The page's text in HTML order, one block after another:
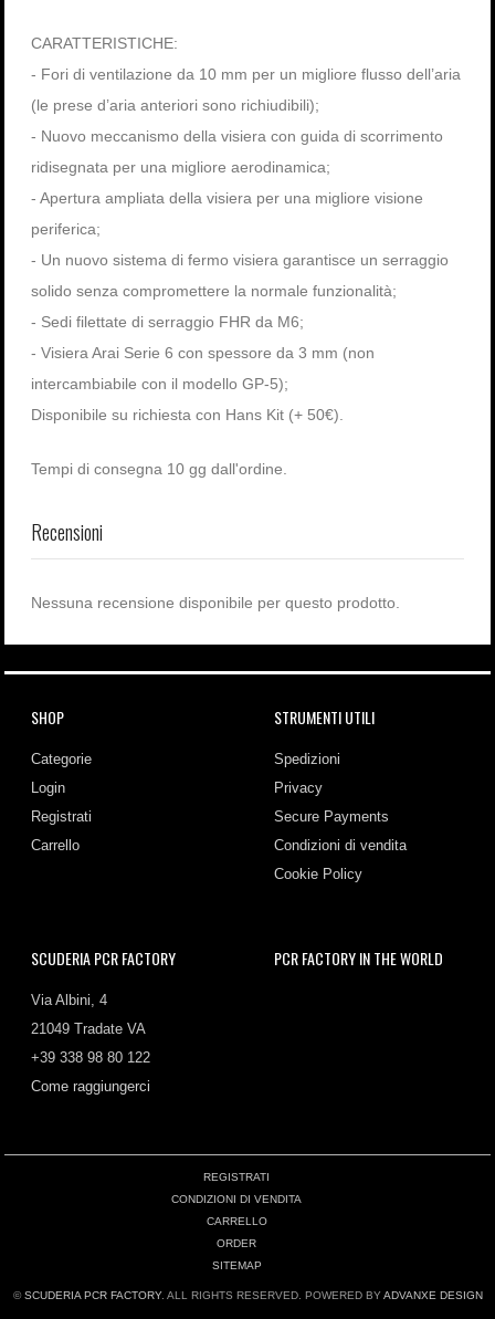
CARATTERISTICHE:
- Fori di ventilazione da 10 mm per un migliore flusso dell’aria
(le prese d’aria anteriori sono richiudibili);
- Nuovo meccanismo della visiera con guida di scorrimento
ridisegnata per una migliore aerodinamica;
- Apertura ampliata della visiera per una migliore visione
periferica;
- Un nuovo sistema di fermo visiera garantisce un serraggio
solido senza compromettere la normale funzionalità;
- Sedi filettate di serraggio FHR da M6;
- Visiera Arai Serie 6 con spessore da 3 mm (non
intercambiabile con il modello GP-5);
Disponibile su richiesta con Hans Kit (+ 50€).
Tempi di consegna 10 gg dall'ordine.
Recensioni
Nessuna recensione disponibile per questo prodotto.
SHOP
Categorie
Login
Registrati
Carrello
STRUMENTI UTILI
Spedizioni
Privacy
Secure Payments
Condizioni di vendita
Cookie Policy
SCUDERIA PCR FACTORY
Via Albini, 4
21049 Tradate VA
+39 338 98 80 122
Come raggiungerci
PCR FACTORY IN THE WORLD
REGISTRATI
CONDIZIONI DI VENDITA
CARRELLO
ORDER
SITEMAP
©SCUDERIA PCR FACTORY. ALL RIGHTS RESERVED. POWERED BYADVANXE DESIGN